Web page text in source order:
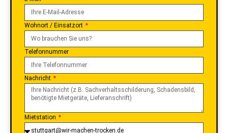
Wohnort / Einsatzort
Telefonnummer
Nachricht
Mietstation